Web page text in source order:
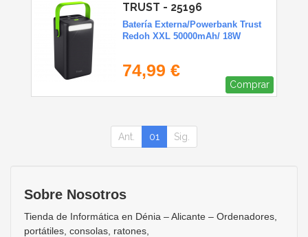
TRUST - 25196
Batería Externa/Powerbank Trust
Redoh XXL 50000mAh/ 18W
74,99 €
Comprar
Ant. 01 Sig.
Sobre Nosotros
Tienda de Informática en Dénia – Alicante – Ordenadores,
portátiles, consolas, ratones,